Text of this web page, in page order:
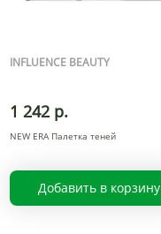
INFLUENCE BEAUTY
1 242 р.
NEW ERA Палетка теней
Добавить в корзину